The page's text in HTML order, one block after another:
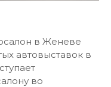
в Женеве
автовыставок в
во